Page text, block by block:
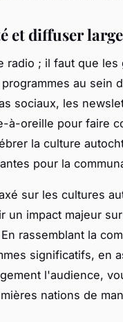
et diffuser
radio ; il faut que
au sein
sociaux, les
à-oreille pour faire
la culture
pour la
sur les cultures
un impact majeur
rassemblant la
significatifs, en
l'audience,
nations de